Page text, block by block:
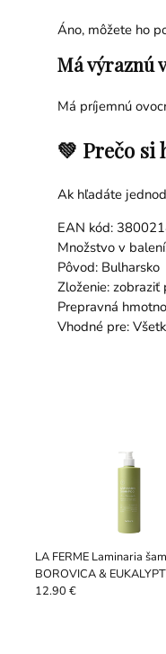
Áno, môžete ho
Má výraznú
Má príjemnú
💚 Prečo si
Ak hľadáte
EAN kód:
Množstvo v
Pôvod: Bulharsko
Zloženie: zobraziť
Prepravná
Vhodné pre:
LA FERME Laminaria
BOROVICA &
ml
12.90 €